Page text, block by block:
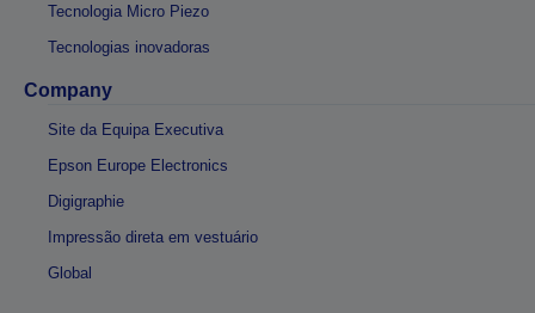
Tecnologia Micro Piezo
Tecnologias inovadoras
Company
Site da Equipa Executiva
Epson Europe Electronics
Digigraphie
Impressão direta em vestuário
Global